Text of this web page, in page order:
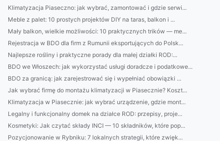
Klimatyzacja Piaseczno: jak wybrać, zamontować i gdzie serwi...
Meble z palet: 10 prostych projektów DIY na taras, balkon i ...
Mały balkon, wielkie możliwości: 10 praktycznych trików — me...
Rejestracja w BDO dla firm z Rumunii eksportujących do Polsk...
Najlepsze rośliny i praktyczne porady dla małej działki ROD:...
BDO we Włoszech: jak wykorzystać usługi doradcze i podatkowe...
BDO za granicą: jak zarejestrować się i wypełniać obowiązki ...
Jak wybrać firmę do montażu klimatyzacji w Piasecznie? Koszt...
Klimatyzacja w Piasecznie: jak wybrać urządzenie, gdzie mont...
Legalny i funkcjonalny domek na działce ROD: przepisy, proje...
Kosmetyki: Jak czytać składy INCI — 10 składników, które pop...
Pozycjonowanie w Rybniku: 7 lokalnych strategii, które zwięk...